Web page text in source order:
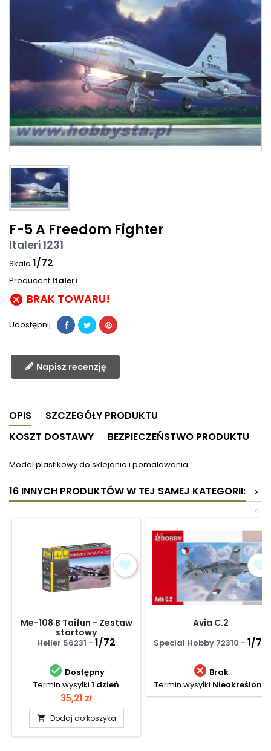
F-5 A Freedom Fighter
Italeri 1231
Skala 1/72
Producent Italeri
 BRAK TOWARU!
Udostępnij
Napisz recenzję
OPIS
SZCZEGÓŁY PRODUKTU
KOSZT DOSTAWY
BEZPIECZEŃSTWO PRODUKTU
Model plastikowy do sklejania i pomalowania.
16 INNYCH PRODUKTÓW W TEJ SAMEJ KATEGORII:
>
<
Me-108 B Taifun - Zestaw
startowy
Heller 56231 - 1/72
 Dostępny
Termin wysyłki 1 dzień
Cena
35,21 zł
 Dodaj do koszyka
Avia C.2
Special Hobby 72310 - 1/72
 Brak
Termin wysyłki Nieokreślony